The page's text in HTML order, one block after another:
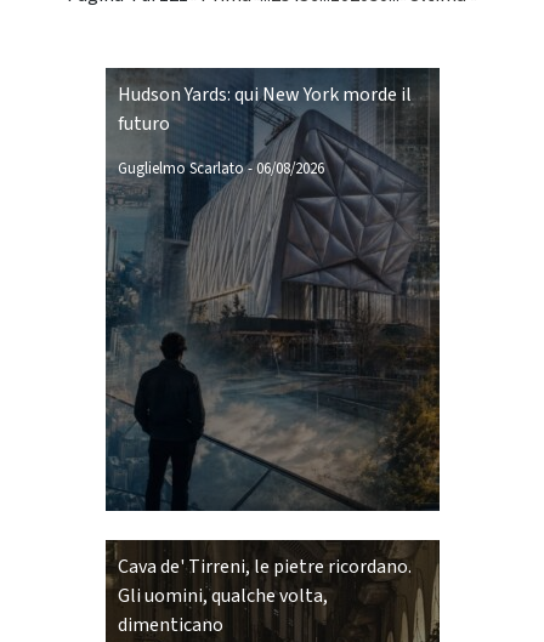
Hudson Yards: qui New York morde il
futuro
Guglielmo Scarlato-06/08/2026
Cava de' Tirreni, le pietre ricordano.
Gli uomini, qualche volta,
dimenticano